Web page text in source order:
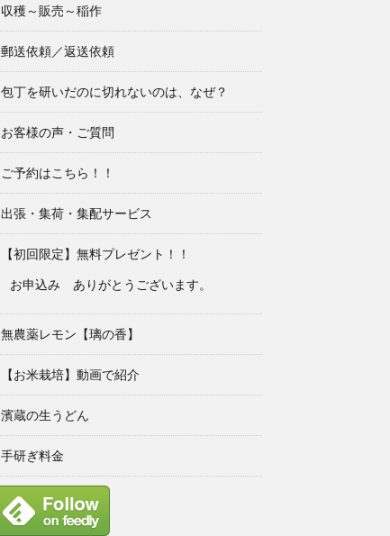
収穫～販売～稲作
郵送依頼／返送依頼
包丁を研いだのに切れないのは、なぜ？
お客様の声・ご質問
ご予約はこちら！！
出張・集荷・集配サービス
【初回限定】無料プレゼント！！
お申込み ありがとうございます。
無農薬レモン【璃の香】
【お米栽培】動画で紹介
濱蔵の生うどん
手研ぎ料金